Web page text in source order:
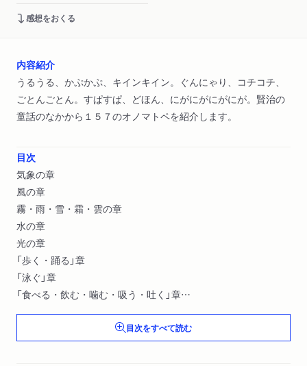
感想をおくる
内容紹介
うるうる、かぷかぷ、キインキイン。ぐんにゃり、コチコチ、
ごとんごとん。すぱすぱ、どほん、にがにがにがにが。賢治の
童話のなかから１５７のオノマトペを紹介します。
目次
気象の章
風の章
霧・雨・雪・霜・雲の章
水の章
光の章
「歩く・踊る」章
「泳ぐ」章
「食べる・飲む・噛む・吸う・吐く」章
「笑う・泣く」章
擬態音の章
目次をすべて読む